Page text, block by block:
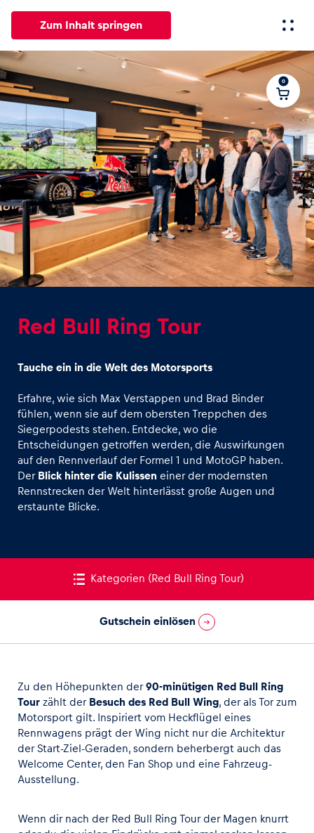
Zum Inhalt springen
Alle Events Erlebnisse Seiten
News
Alle anzeigen
Events
Erlebnisse
Alle anzeigen
Alle anzeigen
Fahrzeug
Alle anzeigen
0
Red Bull Ring Tour
Tauche ein in die Welt des Motorsports
Erfahre, wie sich Max Verstappen und Brad Binder
fühlen, wenn sie auf dem obersten Treppchen des
Siegerpodests stehen. Entdecke, wo die
Entscheidungen getroffen werden, die Auswirkungen
auf den Rennverlauf der Formel 1 und MotoGP haben.
DerBlick hinter die Kulissen einer der modernsten
Rennstrecken der Welt hinterlässt große Augen und
erstaunte Blicke.
Kategorien (Red Bull Ring Tour)
Gutschein einlösen
Red Bull Ring Tour
2 Rad
4 Rad
Zu den Höhepunkten der90-minütigen Red Bull Ring
Tour zählt der Besuch des Red Bull Wing, der als Tor zum
Motorsport gilt. Inspiriert vom Heckflügel eines
Rennwagens prägt der Wing nicht nur die Architektur
der Start-Ziel-Geraden, sondern beherbergt auch das
Welcome Center, den Fan Shop und eine Fahrzeug-
Ausstellung.
Wenn dir nach der Red Bull Ring Tour der Magen knurrt